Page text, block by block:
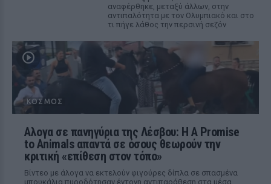
αναφέρθηκε, μεταξύ άλλων, στην
αντιπαλότητα με τον Ολυμπιακό και στο
τι πήγε λάθος την περσινή σεζόν
ΚΌΣΜΟΣ
Αλογα σε πανηγύρια της Λέσβου: Η A Promise
to Animals απαντά σε όσους θεωρούν την
κριτική «επίθεση στον τόπο»
Βίντεο με άλογα να εκτελούν φιγούρες δίπλα σε σπασμένα
μπουκάλια πυροδότησαν έντονη αντιπαράθεση στα μέσα